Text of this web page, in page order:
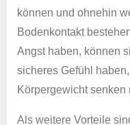
können und ohnehin
Bodenkontakt
Angst haben, können
sicheres Gefühl
Körpergewicht senken
Als weitere Vorteile